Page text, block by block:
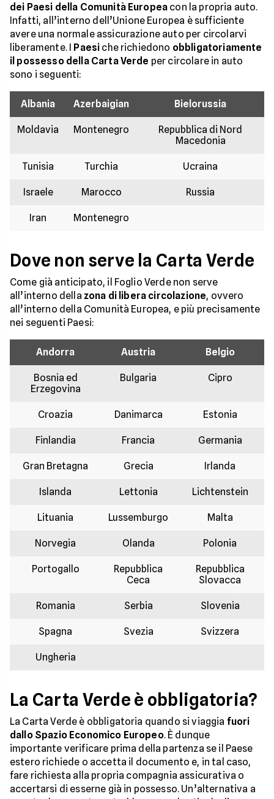
dei Paesi della Comunità Europea con la propria auto.
Infatti, all’interno dell’Unione Europea è sufficiente
avere una normale assicurazione auto per circolarvi
liberamente. I Paesi che richiedono obbligatoriamente
il possesso della Carta Verde per circolare in auto
sono i seguenti:
Albania Azerbaigian Bielorussia
Moldavia Montenegro
Repubblica di Nord
Macedonia
Tunisia Turchia Ucraina
Israele Marocco Russia
Iran Montenegro
Dove non serve la Carta Verde
Come già anticipato, il Foglio Verde non serve
all’interno della zona di libera circolazione, ovvero
all’interno della Comunità Europea, e più precisamente
nei seguenti Paesi:
Andorra Austria Belgio
Bosnia ed
Erzegovina
Bulgaria Cipro
Croazia Danimarca Estonia
Finlandia Francia Germania
Gran Bretagna Grecia Irlanda
Islanda Lettonia Lichtenstein
Lituania Lussemburgo Malta
Norvegia Olanda Polonia
Portogallo
Repubblica
Ceca
Repubblica
Slovacca
Romania Serbia Slovenia
Spagna Svezia Svizzera
Ungheria
La Carta Verde è obbligatoria?
La Carta Verde è obbligatoria quando si viaggia fuori
dallo Spazio Economico Europeo. È dunque
importante verificare prima della partenza se il Paese
estero richiede o accetta il documento e, in tal caso,
fare richiesta alla propria compagnia assicurativa o
accertarsi di esserne già in possesso. Un’alternativa a